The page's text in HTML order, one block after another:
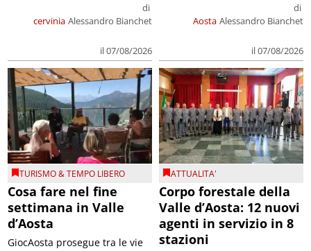
cervinia
di
Alessandro Bianchet
il 07/08/2026
Aosta
di
Alessandro Bianchet
il 07/08/2026
TURISMO & TEMPO LIBERO
Cosa fare nel fine
settimana in Valle
d’Aosta
GiocAosta prosegue tra le vie
ATTUALITA'
Corpo forestale della
Valle d’Aosta: 12 nuovi
agenti in servizio in 8
stazioni